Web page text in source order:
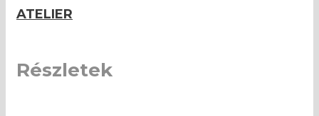
ATELIER
Részletek